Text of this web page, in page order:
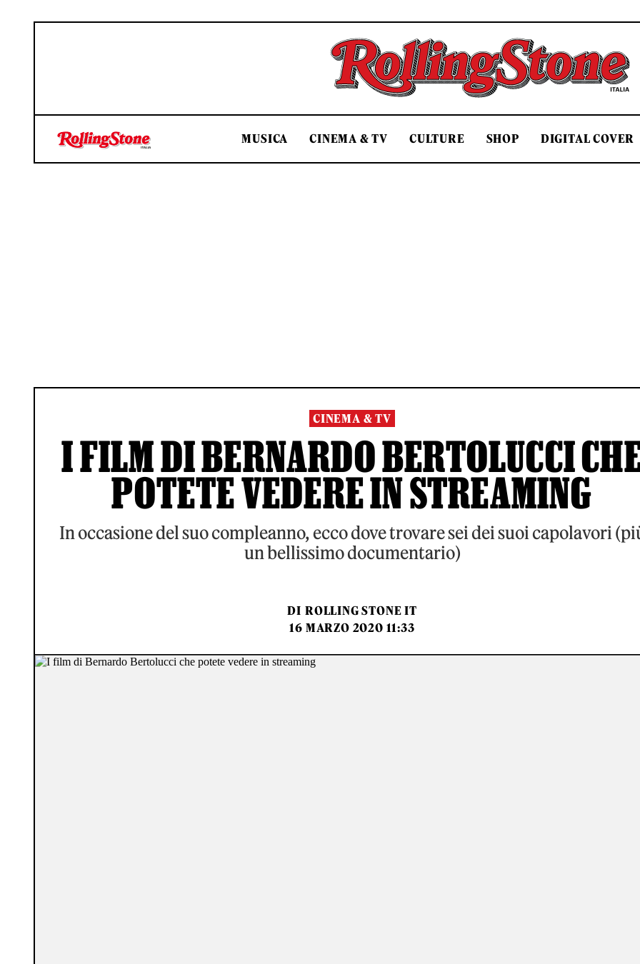
Rolling Stone Italia
MUSICA CINEMA & TV CULTURE SHOP DIGITAL COVER
CINEMA & TV
I FILM DI BERNARDO BERTOLUCCI
POTETE VEDERE IN STREAMING
In occasione del suo compleanno, ecco dove trovare sei dei suoi capolavori
un bellissimo documentario)
DI ROLLING STONE IT
16 MARZO 2020 11:33